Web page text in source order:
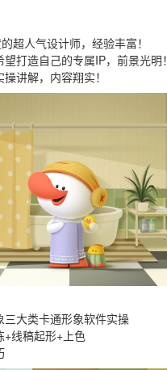
超人气设计师，经验丰富！
打造自己的专属IP，前景光明！
讲解，内容翔实！
三大类卡通形象软件实操
+线稿起形+上色